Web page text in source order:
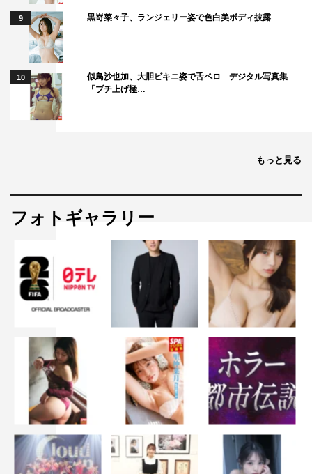
9 黒嵜菜々子、ランジェリー姿で色白美ボディ披露
10
似鳥沙也加、大胆ビキニ姿で舌ペロ デジタル写真集
「ブチ上げ極…
もっと見る
フォトギャラリー